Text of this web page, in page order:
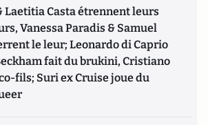
Laetitia Casta étrennent leurs
Vanessa Paradis & Samuel
le leur; Leonardo di Caprio
fait du brukini, Cristiano
fils; Suri ex Cruise joue du